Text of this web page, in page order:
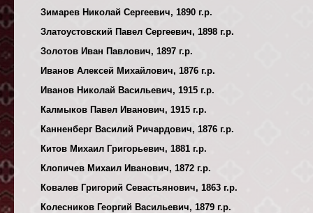
Зимарев Николай Сергеевич, 1890 г.р.
Златоустовский Павел Сергеевич, 1898 г.р.
Золотов Иван Павлович, 1897 г.р.
Иванов Алексей Михайлович, 1876 г.р.
Иванов Николай Васильевич, 1915 г.р.
Калмыков Павел Иванович, 1915 г.р.
Канненберг Василий Ричардович, 1876 г.р.
Китов Михаил Григорьевич, 1881 г.р.
Клопичев Михаил Иванович, 1872 г.р.
Ковалев Григорий Севастьянович, 1863 г.р.
Колесников Георгий Васильевич, 1879 г.р.